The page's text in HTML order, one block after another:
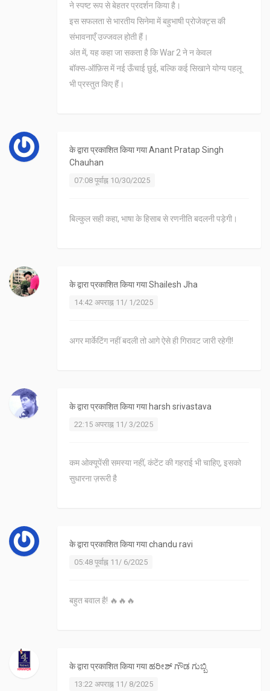
ने स्पष्ट रूप से बेहतर प्रदर्शन किया है।
इस सफलता से भारतीय सिनेमा में बहुभाषी प्रोजेक्ट्स की
संभावनाएँ उज्जवल होती हैं।
अंत में, यह कहा जा सकता है कि War 2 ने न केवल
बॉक्स‑ऑफ़िस में नई ऊँचाई छुई, बल्कि कई सिखाने योग्य पहलू
भी प्रस्तुत किए हैं।
के द्वारा प्रकाशित किया गयाAnant Pratap Singh
Chauhan
07:08 पूर्वाह्न 10/30/2025
बिल्कुल सही कहा, भाषा के हिसाब से रणनीति बदलनी पड़ेगी।
के द्वारा प्रकाशित किया गयाShailesh Jha
14:42 अपराह्न 11/ 1/2025
अगर मार्केटिंग नहीं बदली तो आगे ऐसे ही गिरावट जारी रहेगी!
के द्वारा प्रकाशित किया गया harsh srivastava
22:15 अपराह्न 11/ 3/2025
कम ओक्यूपेंसी समस्या नहीं, कंटेंट की गहराई भी चाहिए, इसको
सुधारना ज़रूरी है
के द्वारा प्रकाशित किया गयाchandu ravi
05:48 पूर्वाह्न 11/ 6/2025
बहुत बवाल है! 🔥🔥🔥
के द्वारा प्रकाशित किया गयाಹರೀಶ್ ಗೌಡ ಗುಬ್ಬಿ
13:22 अपराह्न 11/ 8/2025